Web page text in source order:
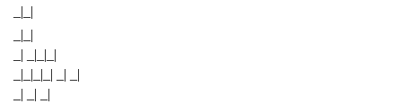
_|_|
_|_|
_| _|_|_|
_|_|_|_| _| _|
_| _| _|